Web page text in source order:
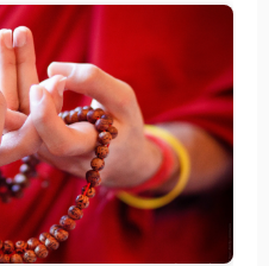
Путеводитель по